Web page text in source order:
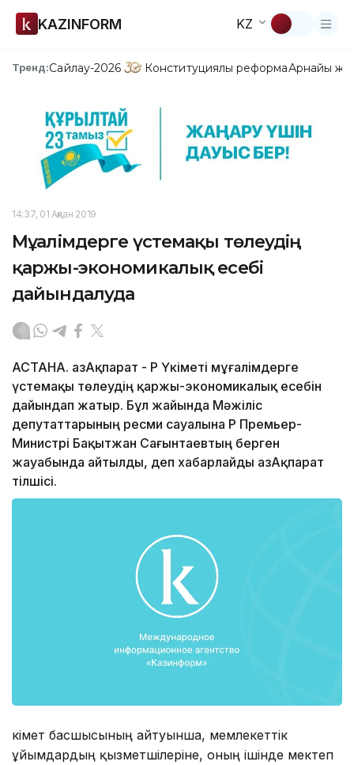
KAZINFORM KZ
Тренд:Сайлау-2026 Конституциялық реформаАрнайы
14:37, 01 Ақпан 2019
Мұғалімдерге үстемақы төлеудің
қаржы-экономикалық есебі
дайындалуда
АСТАНА. ҚазАқпарат - ҚР Үкіметі мұғалімдерге
үстемақы төлеудің қаржы-экономикалық есебін
дайындап жатыр. Бұл жайында Мәжіліс
депутаттарының ресми сауалына ҚР Премьер-
Министрі Бақытжан Сағынтаевтың берген
жауабында айтылды, деп хабарлайды ҚазАқпарат
тілшісі.
Үкімет басшысының айтуынша, мемлекеттік
ұйымдардың қызметшілеріне, оның ішінде мектеп